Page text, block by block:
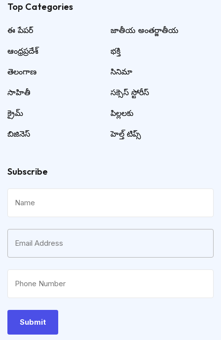
Top Categories​
ఈ పేపర్
ఆంధ్రప్రదేశ్
తెలంగాణ
సాహితీ
క్రైమ్
బిజినెస్
జాతీయ అంతర్జాతీయ
భక్తి
సినిమా
సక్సెస్ స్టోరీస్
పిల్లలకు
హెల్త్ టిప్స్
Subscribe